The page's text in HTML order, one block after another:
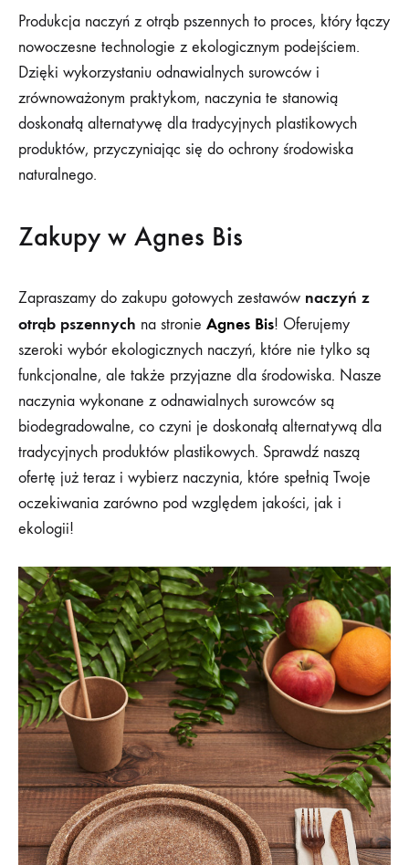
Produkcja naczyń z otrąb pszennych to proces, który łączy
nowoczesne technologie z ekologicznym podejściem.
Dzięki wykorzystaniu odnawialnych surowców i
zrównoważonym praktykom, naczynia te stanowią
doskonałą alternatywę dla tradycyjnych plastikowych
produktów, przyczyniając się do ochrony środowiska
naturalnego.
Zakupy w Agnes Bis
Zapraszamy do zakupu gotowych zestawów naczyń z
otrąb pszennych na stronie Agnes Bis! Oferujemy
szeroki wybór ekologicznych naczyń, które nie tylko są
funkcjonalne, ale także przyjazne dla środowiska. Nasze
naczynia wykonane z odnawialnych surowców są
biodegradowalne, co czyni je doskonałą alternatywą dla
tradycyjnych produktów plastikowych. Sprawdź naszą
ofertę już teraz i wybierz naczynia, które spełnią Twoje
oczekiwania zarówno pod względem jakości, jak i
ekologii!